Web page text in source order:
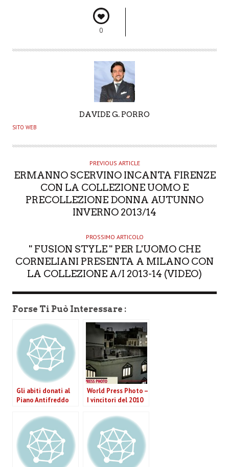
0
U
H
R
DAVIDE G. PORRO
SITO WEB
PREVIOUS ARTICLE
ERMANNO SCERVINO INCANTA FIRENZE
CON LA COLLEZIONE UOMO E
PRECOLLEZIONE DONNA AUTUNNO
INVERNO 2013/14
PROSSIMO ARTICOLO
" FUSION STYLE " PER L'UOMO CHE
CORNELIANI PRESENTA A MILANO CON
LA COLLEZIONE A/I 2013-14 (VIDEO)
Forse Ti Può Interessare :
Gli abiti donati al
Piano Antifreddo
Moda.
World Press Photo –
I vincitori del 2010